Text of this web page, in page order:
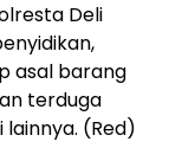
Deli
asal barang
terduga
(Red)